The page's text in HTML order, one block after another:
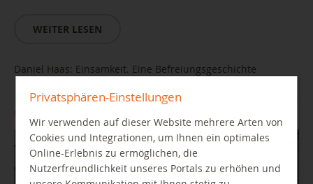
WEITER LESEN
Daniel Haas: Einsamkeit. Eine Befreiungsgeschichte
03.09.2026 19:00 Uhr
Privatsphären-Einstellungen
Wir verwenden auf dieser Website mehrere Arten von
Cookies und Integrationen, um Ihnen ein optimales
Online-Erlebnis zu ermöglichen, die
Nutzerfreundlichkeit unseres Portals zu erhöhen und